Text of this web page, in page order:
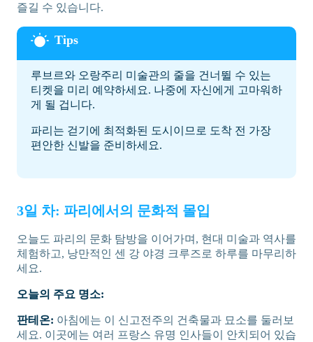
즐길 수 있습니다.
루브르와 오랑주리 미술관의 줄을 건너뛸 수 있는
티켓을 미리 예약하세요. 나중에 자신에게 고마워하
게 될 겁니다.
파리는 걷기에 최적화된 도시이므로 도착 전 가장
편안한 신발을 준비하세요.
3일 차: 파리에서의 문화적 몰입
오늘도 파리의 문화 탐방을 이어가며, 현대 미술과 역사를
체험하고, 낭만적인 센 강 야경 크루즈로 하루를 마무리하
세요.
오늘의 주요 명소:
판테온: 아침에는 이 신고전주의 건축물과 묘소를 둘러보
세요. 이곳에는 여러 프랑스 유명 인사들이 안치되어 있습